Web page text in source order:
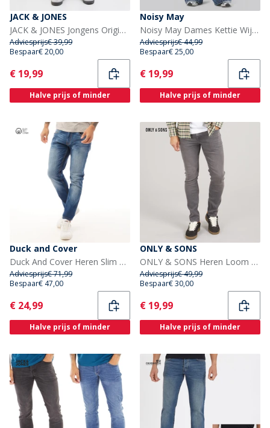
JACK & JONES
JACK & JONES Jongens Origin Wijde Pijp Jeans Blue Denim
Adviesprijs€ 39,99
Bespaar€ 20,00
Current
€ 19,99
Halve prijs of minder
Noisy May
Noisy May Dames Kettie Wijde Pijp Jeans Medium Blue Denim
Adviesprijs€ 44,99
Bespaar€ 25,00
Current
€ 19,99
Halve prijs of minder
Duck and Cover
Duck And Cover Heren Slim Fit Jeans Stonewash
Adviesprijs€ 71,99
Bespaar€ 47,00
Current
€ 24,99
Halve prijs of minder
ONLY & SONS
ONLY & SONS Heren Loom Slim Fit Jeans Grey Denim
Adviesprijs€ 49,99
Bespaar€ 30,00
Current
€ 19,99
Halve prijs of minder